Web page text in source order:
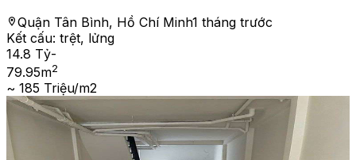
Quận Tân Bình, Hồ Chí Minh1 tháng trước
Kết cấu: trệt, lửng
14.8 Tỷ-
79.95m2
~ 185 Triệu/m2